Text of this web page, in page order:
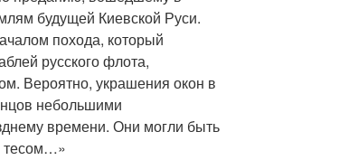
будущей Киевской Руси.
похода, который
русского флота,
Вероятно, украшения окон в
небольшими
времени. Они могли быть
тесом…»